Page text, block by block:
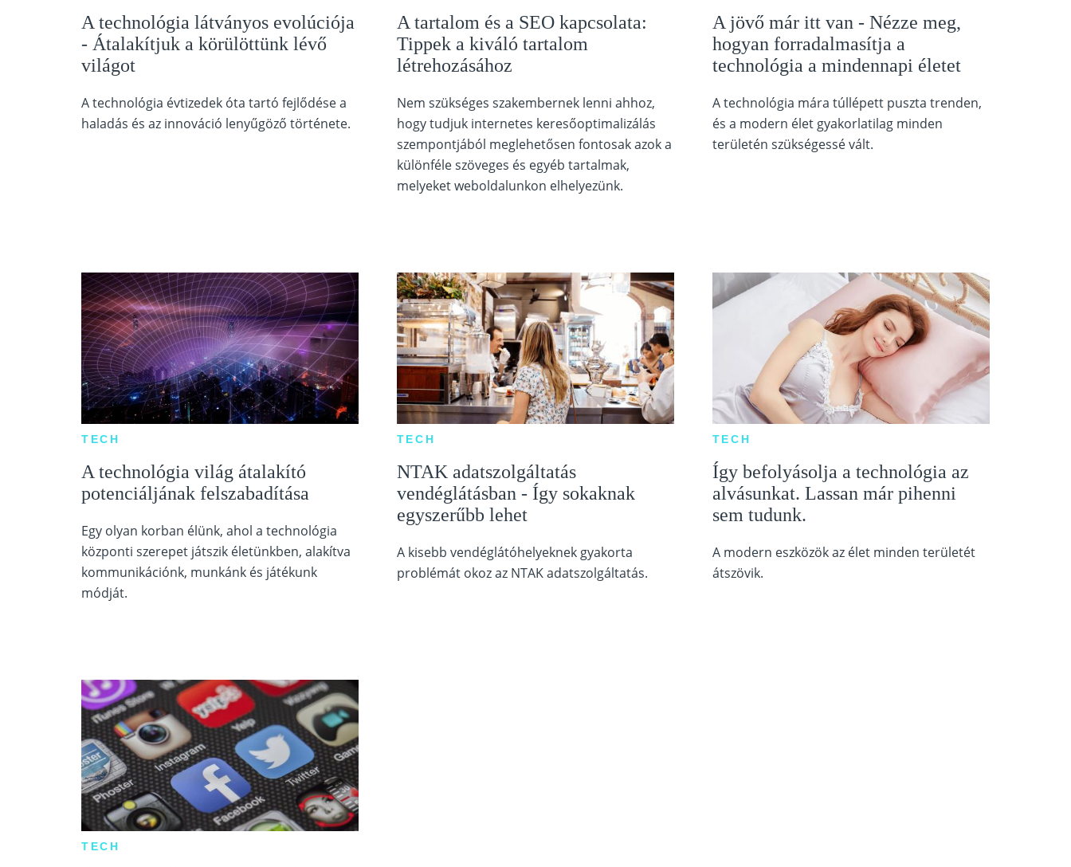
A technológia látványos evolúciója
- Átalakítjuk a körülöttünk lévő
világot
A technológia évtizedek óta tartó fejlődése a
haladás és az innováció lenyűgöző története.
A tartalom és a SEO kapcsolata:
Tippek a kiváló tartalom
létrehozásához
Nem szükséges szakembernek lenni ahhoz,
hogy tudjuk internetes keresőoptimalizálás
szempontjából meglehetősen fontosak azok a
különféle szöveges és egyéb tartalmak,
melyeket weboldalunkon elhelyezünk.
A jövő már itt van - Nézze meg,
hogyan forradalmasítja a
technológia a mindennapi életet
A technológia mára túllépett puszta trenden,
és a modern élet gyakorlatilag minden
területén szükségessé vált.
TECH
A technológia világ átalakító
potenciáljának felszabadítása
Egy olyan korban élünk, ahol a technológia
központi szerepet játszik életünkben, alakítva
kommunikációnk, munkánk és játékunk
módját.
TECH
NTAK adatszolgáltatás
vendéglátásban - Így sokaknak
egyszerűbb lehet
A kisebb vendéglátóhelyeknek gyakorta
problémát okoz az NTAK adatszolgáltatás.
TECH
Így befolyásolja a technológia az
alvásunkat. Lassan már pihenni
sem tudunk.
A modern eszközök az élet minden területét
átszövik.
TECH